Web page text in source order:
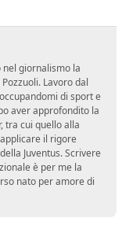
giornalismo la
Lavoro dal
di sport e
aver approfondito la
tra cui quello alla
il rigore
Juventus. Scrivere
è per me la
nato per amore di